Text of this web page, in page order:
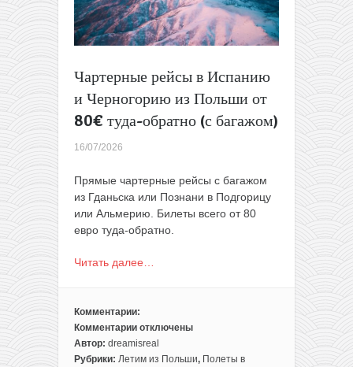
Чартерные рейсы в Испанию
и Черногорию из Польши от
80€ туда-обратно (с багажом)
16/07/2026
Прямые чартерные рейсы с багажом
из Гданьска или Познани в Подгорицу
или Альмерию. Билеты всего от 80
евро туда-обратно.
Читать далее…
Комментарии:
Комментарии
к
записи
отключены
Автор: dreamisreal
Рубрики: Летим из Польши, Полеты в